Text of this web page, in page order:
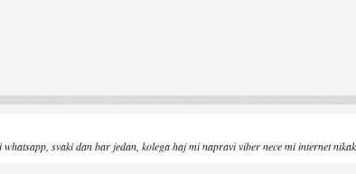
svaki dan bar jedan, kolega haj mi napravi viber nece mi internet